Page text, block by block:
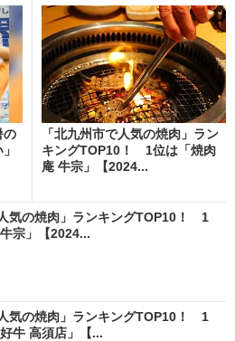
の
「北九州市で人気の焼肉」ラン
キングTOP10！ 1位は「焼肉
庵 牛宗」【2024...
人気の焼肉」ランキングTOP10！ 1
宗」【2024...
人気の焼肉」ランキングTOP10！ 1
牛 高須店」【...